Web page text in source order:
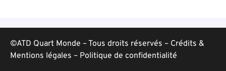
©ATD Quart Monde – Tous droits réservés – Crédits &
Mentions légales – Politique de confidentialité